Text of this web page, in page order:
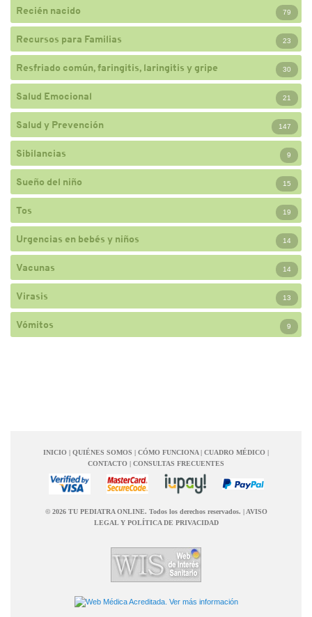
Recién nacido 79
Recursos para Familias 23
Resfriado común, faringitis, laringitis y gripe 30
Salud Emocional 21
Salud y Prevención 147
Sibilancias 9
Sueño del niño 15
Tos 19
Urgencias en bebés y niños 14
Vacunas 14
Virasis 13
Vómitos 9
INICIO | QUIÉNES SOMOS | CÓMO FUNCIONA | CUADRO MÉDICO |
CONTACTO | CONSULTAS FRECUENTES
© 2026 TU PEDIATRA ONLINE. Todos los derechos reservados. | AVISO
LEGAL Y POLÍTICA DE PRIVACIDAD